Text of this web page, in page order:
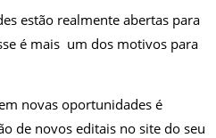
estão realmente abertas para
é mais um dos motivos para
novas oportunidades é
de novos editais no site do seu